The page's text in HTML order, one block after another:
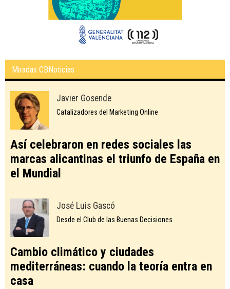
Miradas CBNoticias
Javier Gosende
Catalizadores del Marketing Online
Así celebraron en redes sociales las
marcas alicantinas el triunfo de España en
el Mundial
José Luis Gascó
Desde el Club de las Buenas Decisiones
Cambio climático y ciudades
mediterráneas: cuando la teoría entra en
casa